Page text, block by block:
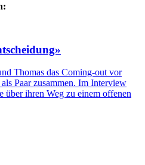
Thomas das Coming-out vor
Paar zusammen. Im Interview
über ihren Weg zu einem offenen